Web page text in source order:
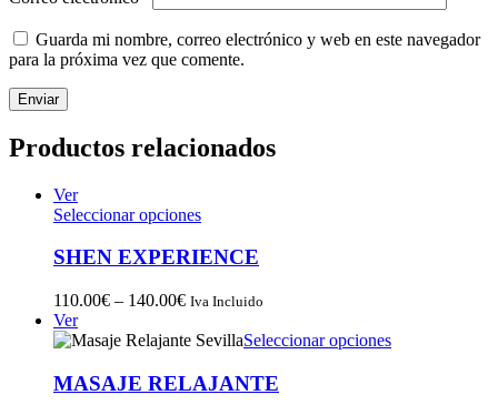
Guarda mi nombre, correo electrónico y web en este navegador
para la próxima vez que comente.
Productos relacionados
Ver
Seleccionar opciones
SHEN EXPERIENCE
110.00€ – 140.00€ Iva Incluido
Ver
Seleccionar opciones
MASAJE RELAJANTE